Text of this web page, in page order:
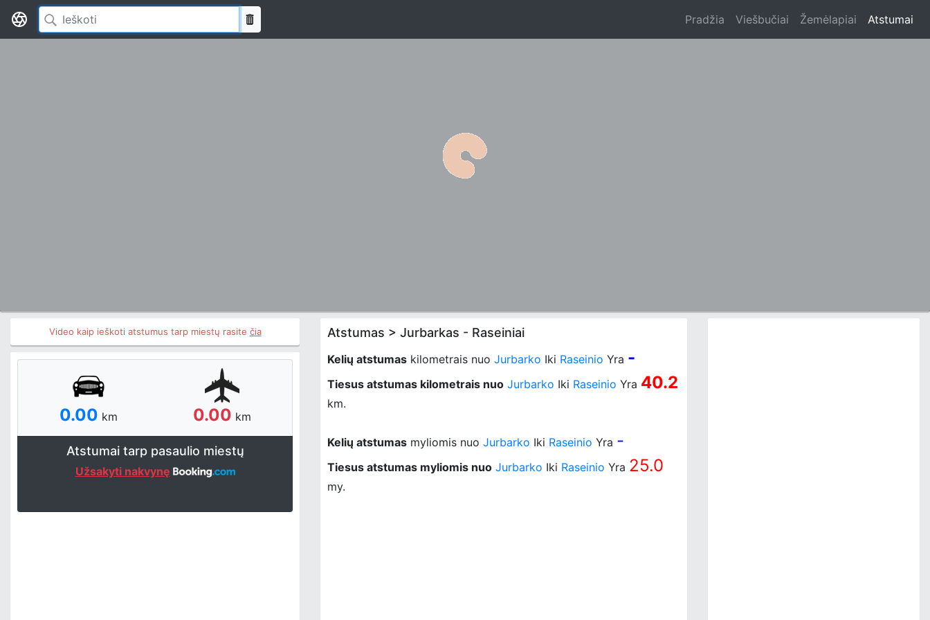
Pradžia Viešbučiai Žemėlapiai Atstumai
Video kaip ieškoti atstumus tarp miestų rasite čia
0.00 km 0.00 km
Atstumai tarp pasaulio miestų
Užsakyti nakvynę
Atstumas > Jurbarkas - Raseiniai
Kelių atstumas kilometrais nuo Jurbarko Iki Raseinio Yra -
Tiesus atstumas kilometrais nuo Jurbarko Iki Raseinio Yra 40.2
km.
Kelių atstumas myliomis nuo Jurbarko Iki Raseinio Yra -
Tiesus atstumas myliomis nuo Jurbarko Iki Raseinio Yra 25.0
my.